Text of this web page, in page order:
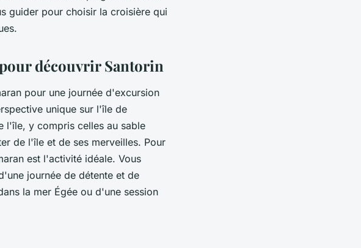
guider pour choisir la croisière qui
découvrir Santorin
pour une journée d'excursion
unique sur l'île de
l'île, y compris celles au sable
de l'île et de ses merveilles. Pour
est l'activité idéale. Vous
journée de détente et de
la mer Égée ou d'une session